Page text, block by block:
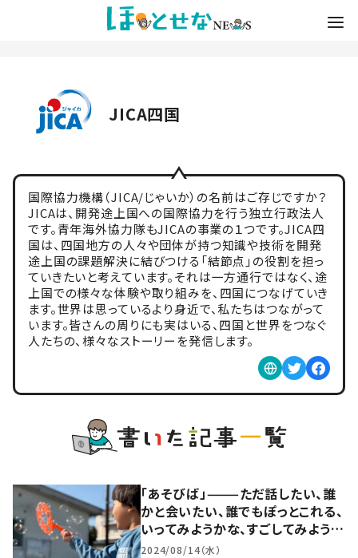
JICA四国
国際協力機構（JICA/じゃいか）の名前はご存じですか？
JICAは、開発途上国への国際協力を行う独立行政法人
です。青年海外協力隊もJICAの事業の１つです。JICA四
国は、四国地方の人々や団体が持つ知識や技術を開発
途上国の課題解決に結びつける「結節点」の役割を担っ
ていきたいと考えています。それは一方通行ではなく、途
上国での様々な体験や取り組みを、四国につなげていき
ます。世界は思っているより身近で、私たちはつながって
います。皆さんの周りにも実はいる、四国と世界をつなぐ
人たちの、様々なストーリーを発信します。
「あそびば」———ただ話したい、誰
かと会いたい、誰でもぽっとこれる、
いってみようかな、すごしてみようか
な、と思える場所を
2024/08/14（水）